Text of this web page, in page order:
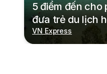
5 điểm đến cho
đưa trẻ du lịch
VN Express